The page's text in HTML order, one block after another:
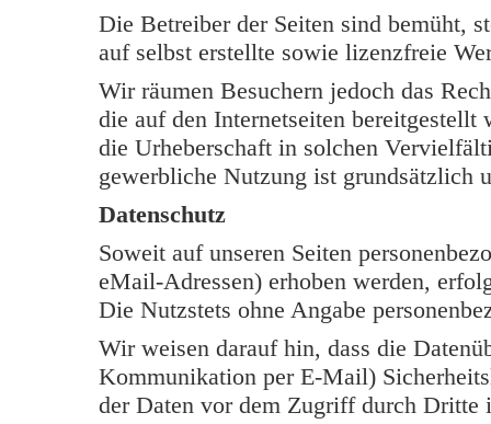
Die Betreiber der Seiten sind bemüht,
auf selbst erstellte sowie lizenzfreie
Wir räumen Besuchern jedoch das
die auf den Internetseiten
die Urheberschaft in solchen
gewerbliche Nutzung ist grundsätzlich
Datenschutz
Soweit auf unseren Seiten
eMail-Adressen) erhoben werden,
Die Nutzstets ohne Angabe
Wir weisen darauf hin, dass die
Kommunikation per E-Mail)
der Daten vor dem Zugriff durch Dritte